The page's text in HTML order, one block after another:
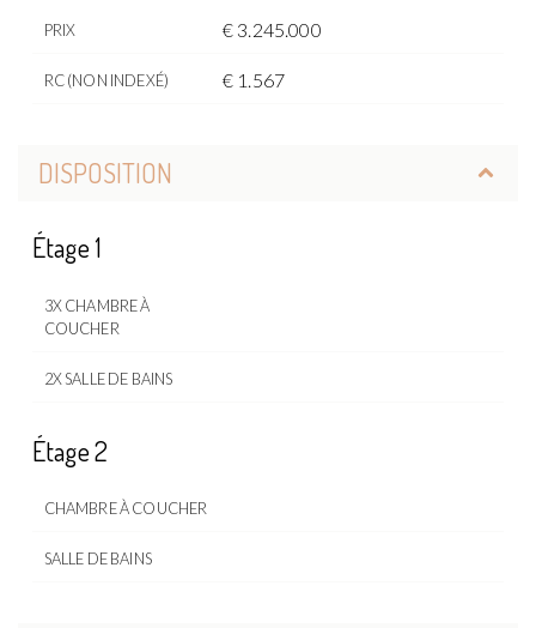
PRIX € 3.245.000
RC (NON INDEXÉ) € 1.567
DISPOSITION
Étage 1
3X CHAMBRE À
COUCHER
2X SALLE DE BAINS
Étage 2
CHAMBRE À COUCHER
SALLE DE BAINS